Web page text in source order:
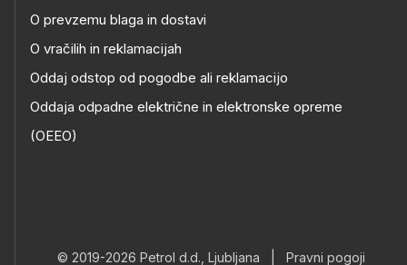
O prevzemu blaga in dostavi
O vračilih in reklamacijah
Oddaj odstop od pogodbe ali reklamacijo
Oddaja odpadne električne in elektronske opreme
(OEEO)
© 2019-2026 Petrol d.d., Ljubljana Pravni pogoji